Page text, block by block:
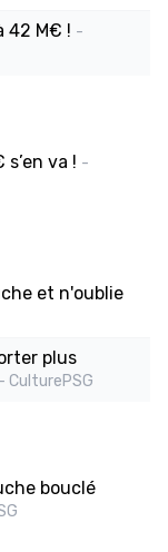
42 M€ ! -
s’en va ! -
et n'oublie
plus
- CulturePSG
bouclé